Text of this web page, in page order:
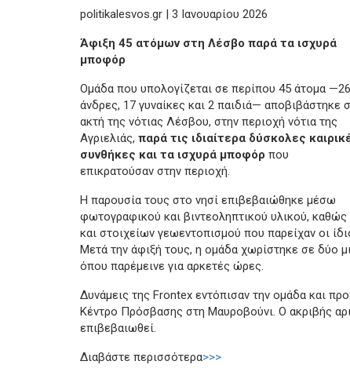
politikalesvos.gr | 3 Ιανουαρίου 2026
Άφιξη 45 ατόμων στη Λέσβο παρά τα ισχυρά
μποφόρ
Ομάδα που υπολογίζεται σε περίπου 45 άτομα —26
άνδρες, 17 γυναίκες και 2 παιδιά— αποβιβάστηκε
ακτή της νότιας Λέσβου, στην περιοχή νότια της
Αγριελιάς, παρά τις ιδιαίτερα δύσκολες
συνθήκες και τα ισχυρά μποφόρ που
επικρατούσαν στην περιοχή.
Η παρουσία τους στο νησί επιβεβαιώθηκε μέσω
φωτογραφικού και βιντεοληπτικού υλικού, καθώς
και στοιχείων γεωεντοπισμού που παρείχαν οι
Μετά την άφιξή τους, η ομάδα χωρίστηκε σε δύο
όπου παρέμεινε για αρκετές ώρες.
Δυνάμεις της Frontex εντόπισαν την ομάδα και
Κέντρο Πρόσβασης στη Μαυροβούνι. Ο ακριβής
επιβεβαιωθεί.
Διαβάστε περισσότερα>>>